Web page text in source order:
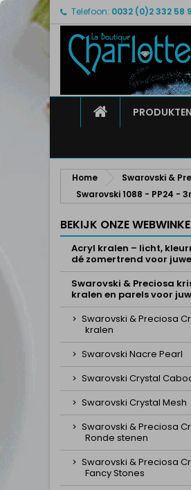
Telefoon: 0032 (0)2 332 58
HOMEPRODUKTEN
Home Swarovski &
Swarovski 1088 - PP24 -
BEKIJK ONZE
Acryl kralen – licht,
dé zomertrend voor
Swarovski & Preciosa
kralen en parels voor
Swarovski & Preciosa
kralen
Swarovski Nacre Pearl
Swarovski Crystal
Swarovski Crystal Mesh
Swarovski & Preciosa
Ronde stenen
Swarovski & Preciosa
Fancy Stones